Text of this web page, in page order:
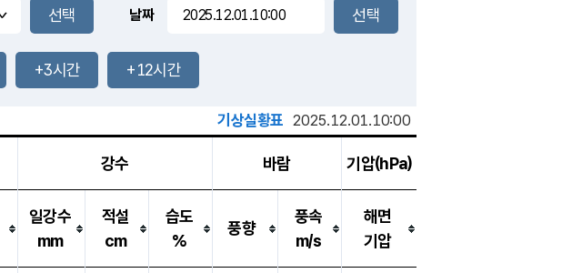
-mm
-mm
장호원
32.4℃
1.5m/s
-mm
날짜
+3시간 +12시간
기상실황표 2025.12.01.10:00
강수 바람 기압(hPa)
일강수
mm
적설
cm
습도
%
풍향
풍속
m/s
해면
기압